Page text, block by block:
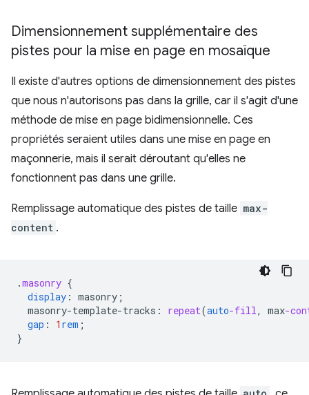
Dimensionnement supplémentaire des
pistes pour la mise en page en mosaïque
Il existe d'autres options de dimensionnement des pistes
que nous n'autorisons pas dans la grille, car il s'agit d'une
méthode de mise en page bidimensionnelle. Ces
propriétés seraient utiles dans une mise en page en
maçonnerie, mais il serait déroutant qu'elles ne
fonctionnent pas dans une grille.
Remplissage automatique des pistes de taille max-
content .
.masonry {
display : masonry ;
masonry-template-tracks : repeat(auto-fill, max-
gap : 1 rem ;
}